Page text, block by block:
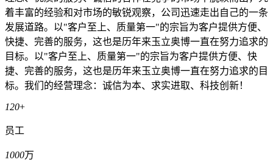
着丰富的经验和对市场的敏锐观察，公司迅速走出自己的一条
发展道路。以"客户至上、质量第一"的宗旨为客户提供方便、
快捷、完善的服务，这也是历年来玉立奥博一直在努力追求的
目标。以"客户至上、质量第一"的宗旨为客户提供方便、快
捷、完善的服务，这也是历年来玉立奥博一直在努力追求的目
标。我们的经营理念：诚信为本、求实进取、科技创新！
120+
员工
1000万